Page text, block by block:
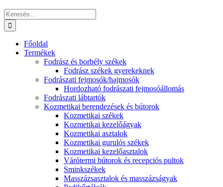
Keresés...
Főoldal
Termékek
Fodrász és borbély székek
Fodrász székek gyerekeknek
Fodrászati fejmosók/hajmosók
Hordozható fodrászati fejmosóállomás
Fodrászati lábtartók
Kozmetikai berendezések és bútorok
Kozmetikai székek
Kozmetikai kezelőágyak
Kozmetikai asztalok
Kozmetikai gurulós székek
Kozmetikai kezelőasztalok
Várótermi bútorok és recepciós pultok
Sminkszékek
Masszázsasztalok és masszázságyak